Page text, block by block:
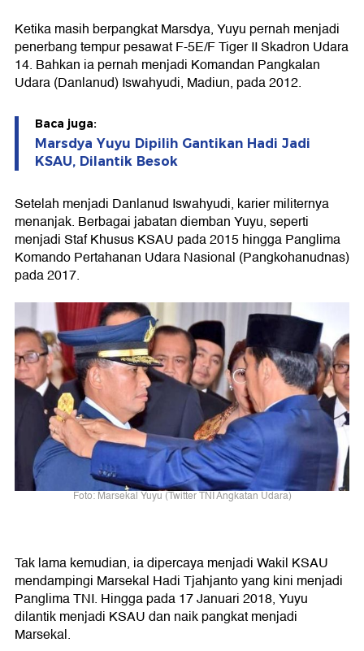
Ketika masih berpangkat Marsdya, Yuyu pernah menjadi
penerbang tempur pesawat F-5E/F Tiger II Skadron Udara
14. Bahkan ia pernah menjadi Komandan Pangkalan
Udara (Danlanud) Iswahyudi, Madiun, pada 2012.
Baca juga:
Marsdya Yuyu Dipilih Gantikan Hadi Jadi
KSAU, Dilantik Besok
Setelah menjadi Danlanud Iswahyudi, karier militernya
menanjak. Berbagai jabatan diemban Yuyu, seperti
menjadi Staf Khusus KSAU pada 2015 hingga Panglima
Komando Pertahanan Udara Nasional (Pangkohanudnas)
pada 2017.
Foto: Marsekal Yuyu (Twitter TNI Angkatan Udara)
Tak lama kemudian, ia dipercaya menjadi Wakil KSAU
mendampingi Marsekal Hadi Tjahjanto yang kini menjadi
Panglima TNI. Hingga pada 17 Januari 2018, Yuyu
dilantik menjadi KSAU dan naik pangkat menjadi
Marsekal.